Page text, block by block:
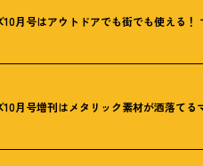
10月号はアウトドアでも街でも使える ！
10月号増刊はメタリック素材が洒落て